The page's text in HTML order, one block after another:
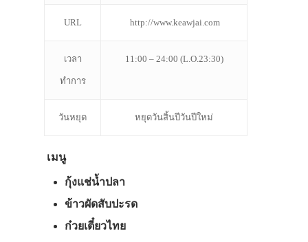
URL http://www.keawjai.com
เวลา
ทำการ
11:00 – 24:00 (L.O.23:30)
วันหยุด หยุดวันสิ้นปีวันปีใหม่
เมนู
กุ้งแช่น้ำปลา
ข้าวผัดสับปะรด
ก๋วยเตี๋ยวไทย